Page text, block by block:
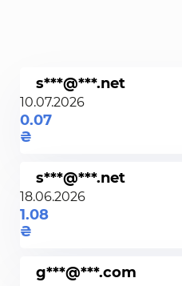
s***@***.net
10.07.2026
0.07
s***@***.net
18.06.2026
1.08
g***@***.com